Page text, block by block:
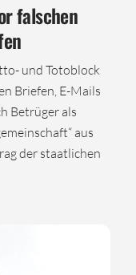
falschen
und Totoblock
Briefen, E-Mails
Betrüger als
aus
der staatlichen